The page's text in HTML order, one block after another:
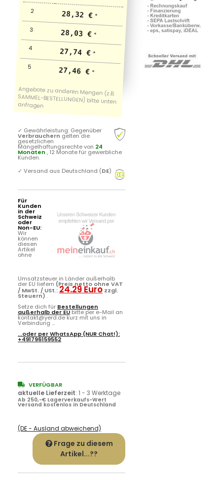
2 28,32 € *
3 28,03 € *
4 27,74 € *
5 27,46 € *
✓ Gewährleistung: Gegenüber
Verbrauchern gelten die
gesetzlichen
Mängelhaftungsrechte von 24
Monaten , 12 Monate für gewerbliche
Kunden.
✓ Versand aus Deutschland (DE)
Für
Kunden
in der
Schweiz
oder
Non-EU:
Wir
können
diesen
Artikel
ohne
Umsatzsteuer in Länder außerhalb
der EU liefern (Preis netto ohne VAT
/ MwSt. / USt.:24.29 Euro zzgl.
Steuern) .
Setze dich für Bestellungen
außerhalb der EUbitte per e-Mail an
kontakt@yerd.de kurz mit uns in
Verbindung ...
...oder perWhatsApp (NUR Chat!):
+491796159552
VERFÜGBAR
aktuelle Lieferzeit: 1 - 3 Werktage
Ab 250,-€ Lagerverkaufs-Wert
Versand kostenlos in Deutschland
(DE - Ausland abweichend)
Frage zu diesem
Artikel...??